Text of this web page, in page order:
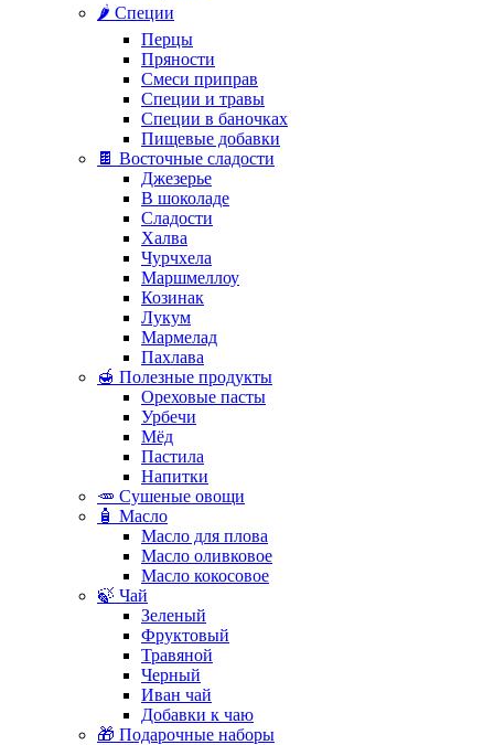
🌶️ Специи
Перцы
Пряности
Смеси приправ
Специи и травы
Специи в баночках
Пищевые добавки
🍫 Восточные сладости
Джезерье
В шоколаде
Сладости
Халва
Чурчхела
Маршмеллоу
Козинак
Лукум
Мармелад
Пахлава
🍯 Полезные продукты
Ореховые пасты
Урбечи
Мёд
Пастила
Напитки
🥕 Сушеные овощи
🧴 Масло
Масло для плова
Масло оливковое
Масло кокосовое
🍃 Чай
Зеленый
Фруктовый
Травяной
Черный
Иван чай
Добавки к чаю
🎁 Подарочные наборы